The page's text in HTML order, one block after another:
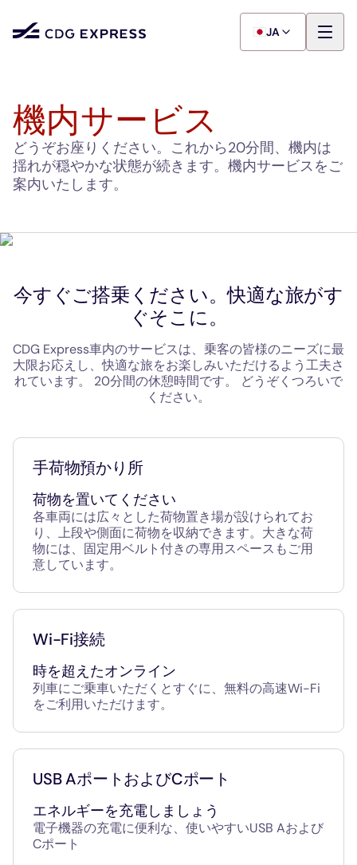
JA
機内サービス
どうぞお座りください。これから20分間、機内は
揺れが穏やかな状態が続きます。機内サービスをご
案内いたします。
今すぐご搭乗ください。快適な旅がす
ぐそこに。
CDG Express車内のサービスは、乗客の皆様のニーズに最
大限お応えし、快適な旅をお楽しみいただけるよう工夫さ
れています。 20分間の休憩時間です。 どうぞくつろいで
ください。
手荷物預かり所
荷物を置いてください
各車両には広々とした荷物置き場が設けられてお
り、上段や側面に荷物を収納できます。大きな荷
物には、固定用ベルト付きの専用スペースもご用
意しています。
Wi-Fi接続
時を超えたオンライン
列車にご乗車いただくとすぐに、無料の高速Wi-Fi
をご利用いただけます。
USB AポートおよびCポート
エネルギーを充電しましょう
電子機器の充電に便利な、使いやすいUSB Aおよび
Cポート